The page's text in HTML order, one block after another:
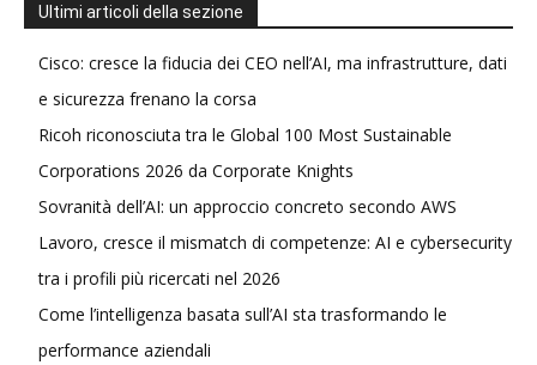
Ultimi articoli della sezione
Cisco: cresce la fiducia dei CEO nell’AI, ma infrastrutture, dati
e sicurezza frenano la corsa
Ricoh riconosciuta tra le Global 100 Most Sustainable
Corporations 2026 da Corporate Knights
Sovranità dell’AI: un approccio concreto secondo AWS
Lavoro, cresce il mismatch di competenze: AI e cybersecurity
tra i profili più ricercati nel 2026
Come l’intelligenza basata sull’AI sta trasformando le
performance aziendali